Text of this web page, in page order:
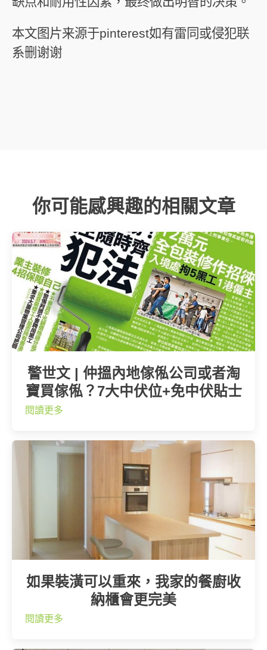
本文图片来源于pinterest如有雷同或侵犯联
系删谢谢
你可能感興趣的相關文章
警世文 | 仲搵內地傢俬公司或者淘
寶買傢俬？7大中伏位+免中伏貼士
閱讀更多
如果裝潢可以重來，我家的餐廚收
納櫃會更完美
閱讀更多